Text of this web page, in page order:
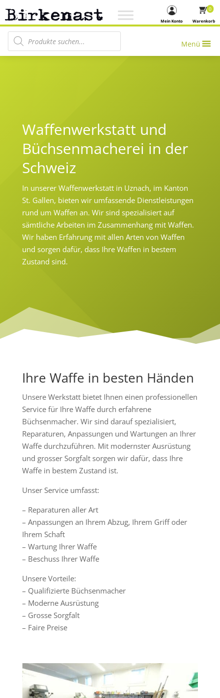
Warenkorb
0
Mein Konto
Products search
Menü
Waffenwerkstatt und
Büchsenmacherei in der
Schweiz
In unserer Waffenwerkstatt in Uznach, im Kanton
St. Gallen, bieten wir umfassende Dienstleistungen
rund um Waffen an. Wir sind spezialisiert auf
sämtliche Arbeiten im Zusammenhang mit Waffen.
Wir haben Erfahrung mit allen Arten von Waffen
und sorgen dafür, dass Ihre Waffen in bestem
Zustand sind.
Ihre Waffe in besten Händen
Unsere Werkstatt bietet Ihnen einen professionellen
Service für Ihre Waffe durch erfahrene
Büchsenmacher. Wir sind darauf spezialisiert,
Reparaturen, Anpassungen und Wartungen an Ihrer
Waffe durchzuführen. Mit modernster Ausrüstung
und grosser Sorgfalt sorgen wir dafür, dass Ihre
Waffe in bestem Zustand ist.
Unser Service umfasst:
– Reparaturen aller Art
– Anpassungen an Ihrem Abzug, Ihrem Griff oder
Ihrem Schaft
– Wartung Ihrer Waffe
– Beschuss Ihrer Waffe
Unsere Vorteile:
– Qualifizierte Büchsenmacher
– Moderne Ausrüstung
– Grosse Sorgfalt
– Faire Preise